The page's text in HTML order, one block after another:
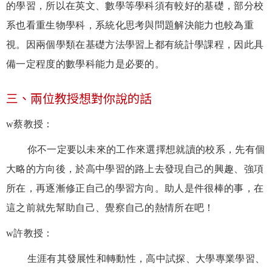
的學習，所以在英文、數學等學科須有較好的基礎，部分校
系也看重生物學科，系統化思考與問題解決能力也較為重
視。因兩個學類在基礎方法學習上都有統計學課程，因此具
備一定程度的數學科能力是必要的。
三、兩位教授想對你說的話
w蔡教授：
你不一定要以未來的工作來選擇想就讀的校系，先有個
大略的方向後，於高中學習的路上去發現自己的興趣、強項
所在，再逐漸修正自己的學習方向。助人是件很棒的事，在
這之前就先幫助自己、覺察自己的熱情所在吧！
w許教授：
生涯有其發展性和轉動性，高中試探、大學專業學習、